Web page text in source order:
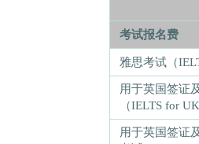
考试报名费
雅思考试（
用于英国签证
（IELTS for
用于英国签证